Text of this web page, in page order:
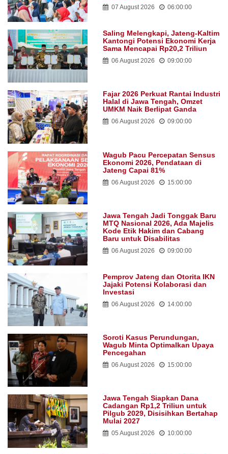
07 August 2026 06:00:00
Saling Melengkapi, Jateng-Kaltim
Kantongi Potensi Ekonomi Kerja
Sama Mencapai Rp20,2 Triliun
06 August 2026 09:00:00
Fajar 2026 Perkuat Rantai Industri
Halal di Jawa Tengah, Omzet
UMKM Naik Berlipat Ganda
06 August 2026 09:00:00
Wagub Pacu Percepatan Sensus
Ekonomi 2026, Pendataan di
Jateng Capai 81%
06 August 2026 15:00:00
Jawa Tengah Jadi Tonggak Baru
MTQ Nasional 2026, Ada Majelis
Kode Etik Hakim dan Cabang
Baru untuk Disabilitas
06 August 2026 09:00:00
Pemprov Jateng dan Otorita IKN
Jajaki Potensi Kolaborasi dan
Investasi
06 August 2026 14:00:00
Soroti Kasus Perundungan,
Wagub Minta Optimalkan Upaya
Pencegahan
06 August 2026 15:00:00
Jawa Tengah Siapkan Dana
Cadangan Rp1,2 Triliun untuk
Pilgub 2029, Disisihkan Bertahap
Mulai 2027
05 August 2026 10:00:00